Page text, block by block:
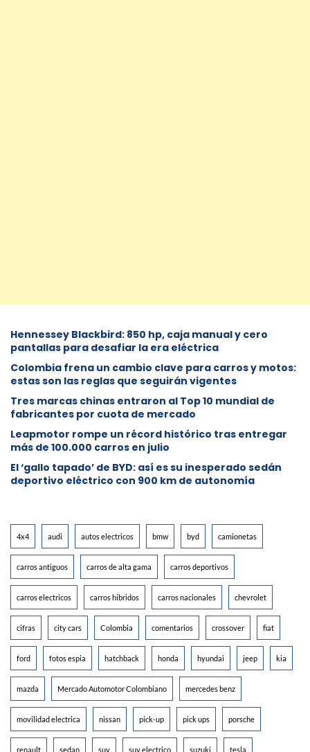
Hennessey Blackbird: 850 hp, caja manual y cero
pantallas para desafiar la era eléctrica
Colombia frena un cambio clave para carros y motos:
estas son las reglas que seguirán vigentes
Tres marcas chinas entraron al Top 10 mundial de
fabricantes por cuota de mercado
Leapmotor rompe un récord histórico tras entregar
más de 100.000 carros en julio
El ‘gallo tapado’ de BYD: así es su inesperado sedán
deportivo eléctrico con 900 km de autonomía
4x4 audi autos electricos bmw byd camionetas
carros antiguos carros de alta gama carros deportivos
carros electricos carros hibridos carros nacionales chevrolet
cifras city cars Colombia comentarios crossover fiat
ford fotos espia hatchback honda hyundai jeep kia
mazda Mercado Automotor Colombiano mercedes benz
movilidad electrica nissan pick-up pick ups porsche
renault sedan suv suv electrico suzuki tesla